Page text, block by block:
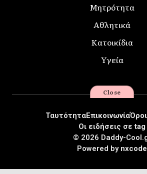
Μητρότητα
Αθλητικά
Κατοικίδια
Υγεία
© 2026 Daddy-
ΤαυτότηταΕπικοινωνία
Οι ειδήσεις σε tag
Powered by nxcode
Close